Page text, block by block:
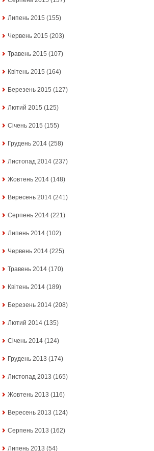
Липень 2015 (155)
Червень 2015 (203)
Травень 2015 (107)
Квітень 2015 (164)
Березень 2015 (127)
Лютий 2015 (125)
Січень 2015 (155)
Грудень 2014 (258)
Листопад 2014 (237)
Жовтень 2014 (148)
Вересень 2014 (241)
Серпень 2014 (221)
Липень 2014 (102)
Червень 2014 (225)
Травень 2014 (170)
Квітень 2014 (189)
Березень 2014 (208)
Лютий 2014 (135)
Січень 2014 (124)
Грудень 2013 (174)
Листопад 2013 (165)
Жовтень 2013 (116)
Вересень 2013 (124)
Серпень 2013 (162)
Липень 2013 (54)